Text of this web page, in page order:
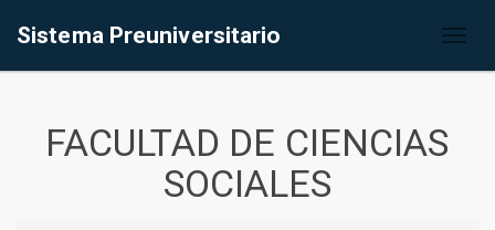
Sistema Preuniversitario
FACULTAD DE CIENCIAS
SOCIALES